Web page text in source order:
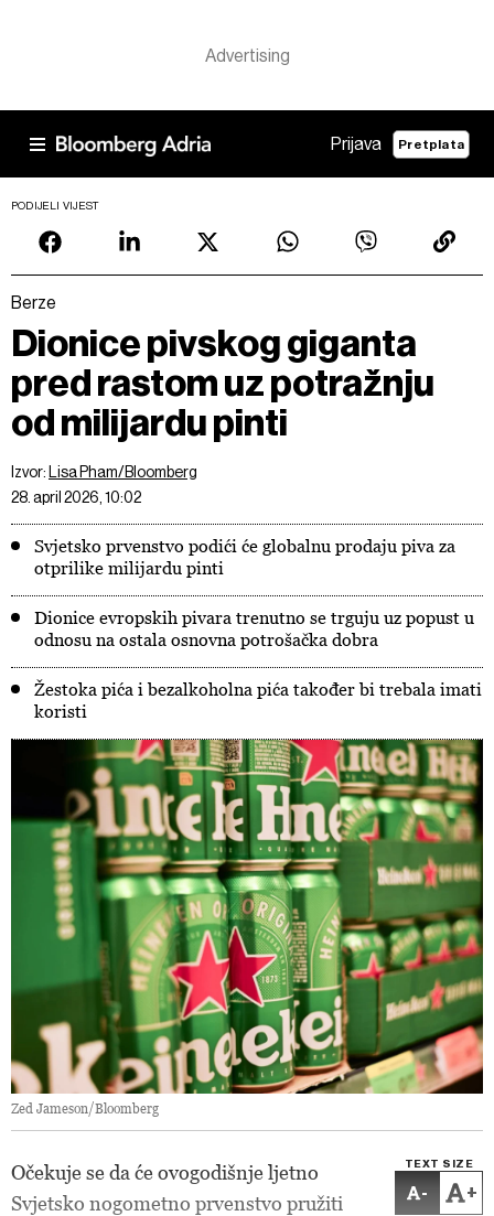
Prijava Pretplata
PODIJELI VIJEST
Berze
Dionice pivskog giganta
pred rastom uz potražnju
od milijardu pinti
Izvor:
Lisa Pham/Bloomberg
28. april 2026, 10:02
Svjetsko prvenstvo podići će globalnu prodaju piva za
otprilike milijardu pinti
Dionice evropskih pivara trenutno se trguju uz popust u
odnosu na ostala osnovna potrošačka dobra
Žestoka pića i bezalkoholna pića također bi trebala imati
koristi
Zed Jameson/Bloomberg
TEXT SIZE
- +
Očekuje se da će ovogodišnje ljetno
Svjetsko nogometno prvenstvo pružiti